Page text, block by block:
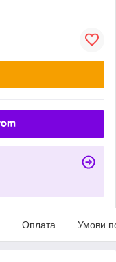
Оплата Умови